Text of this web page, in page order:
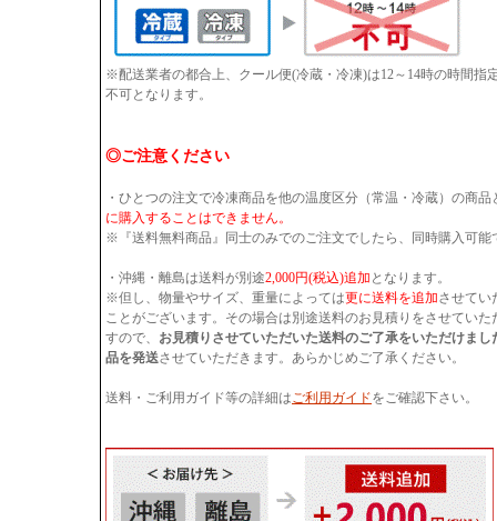
※配送業者の都合上、クール便(冷蔵・冷凍)は12～14時の時間
不可となります。
◎ご注意ください
・ひとつの注文で冷凍商品を他の温度区分（常温・冷蔵）の商品
に購入することはできません。
※『送料無料商品』同士のみでのご注文でしたら、同時購入可能
・沖縄・離島は送料が別途2,000円(税込)追加 となります。
※但し、物量やサイズ、重量によっては更に送料を追加させてい
ことがございます。その場合は別途送料のお見積りをさせていた
すので、 お見積りさせていただいた送料のご了承をいただけまし
品を発送させていただきます。あらかじめご了承ください。
送料・ご利用ガイド等の詳細はご利用ガイドをご確認下さい。